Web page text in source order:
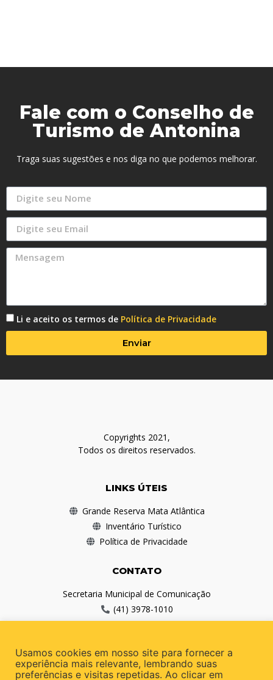
Fale com o Conselho de
Turismo de Antonina
Traga suas sugestões e nos diga no que podemos melhorar.
Li e aceito os termos de Política de Privacidade
Enviar
Copyrights 2021,
Todos os direitos reservados.
LINKS ÚTEIS
Grande Reserva Mata Atlântica
Inventário Turístico
Política de Privacidade
CONTATO
Secretaria Municipal de Comunicação
(41) 3978-1010
comunicacao@antonina.pr.gov.br
REDES SOCIAIS
Usamos cookies em nosso site para fornecer a
experiência mais relevante, lembrando suas
preferências e visitas repetidas. Ao clicar em